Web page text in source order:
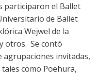
participaron el Ballet
de Ballet
Wejwel de la
otros. Se contó
agrupaciones invitadas,
como Poehura,